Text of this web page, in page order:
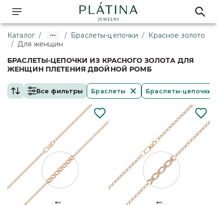
Каталог / / Браслеты-цепочки / Красное золото
/ Для женщин
БРАСЛЕТЫ-ЦЕПОЧКИ ИЗ КРАСНОГО ЗОЛОТА ДЛЯ
ЖЕНЩИН ПЛЕТЕНИЯ ДВОЙНОЙ РОМБ
Все фильтры Браслеты Браслеты-цепочки